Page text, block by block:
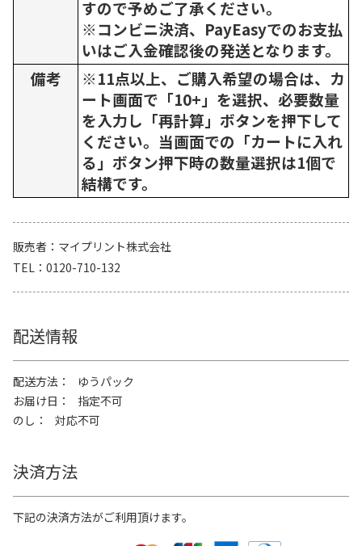
すので予めご了承ください。
※コンビニ決済、PayEasyでのお支払
いはご入金確認後の発送となります。
備考
※11点以上、ご購入希望の場合は、カ
ート画面で「10+」を選択、必要数量
を入力し「再計算」ボタンを押下して
ください。当画面での「カートに入れ
る」ボタン押下時の数量選択は1個で
結構です。
販売者
マイプリント株式会社
TEL
0120-710-132
配送情報
配送方法
ゆうパック
お届け日
指定不可
のし
対応不可
決済方法
下記の決済方法がご利用頂けます。